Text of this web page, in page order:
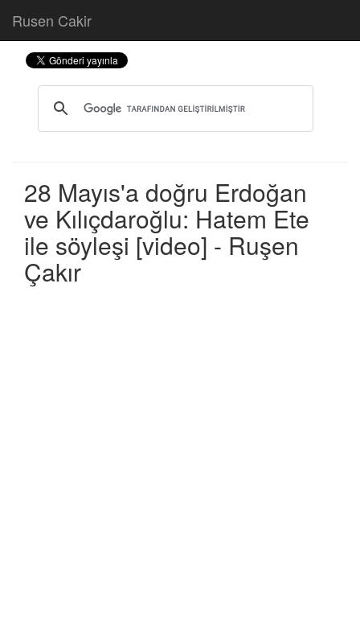
Rusen Cakir
28 Mayıs'a doğru Erdoğan
ve Kılıçdaroğlu: Hatem Ete
ile söyleşi [video] - Ruşen
Çakır